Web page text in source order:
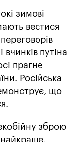
зимові
вестися
путіна
прагне
Російська
що
зброю